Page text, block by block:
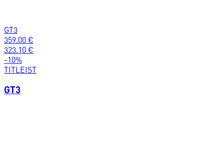
GT3
359.00 €
323.10 €
-10%
TITLEIST
GT3